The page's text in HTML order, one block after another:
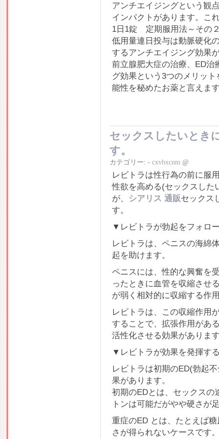
アンチエイジングという観
インパクトがあります。こ
1日1錠 定期服用法～その
低用量連日投与は動脈硬化
するアンチエイジング効果
前立腺肥大症の治療、ED治
グ効果という3つのメリッ
能性を秘めたお薬と言えま
セックスしたいとき
す。
カテゴリー: - cxvbxcnm @
レビトラは性行為の前に服
性欲を高める(セックスした
が、
シアリス 通販セックス
す。
▼レビトラが勃起をフォロ
レビトラは、ペニスの海綿
起を助けます。
ペニスには、性的な興奮を
ったときに血管を収縮させ
が弱く相対的に収縮する作
レビトラは、この収縮作用
することで、拡張作用があ
活性化させる効果がありま
▼レビトラが効果を発揮す
レビトラは初期のED(勃起
果があります。
初期のEDとは、セックスの
トンは可能だがやや硬さが
重症のED とは、たとえば
さが得られないケースです